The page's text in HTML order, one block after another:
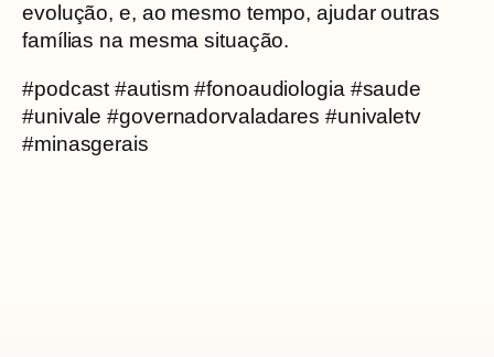
evolução, e, ao mesmo tempo, ajudar outras
famílias na mesma situação.
#podcast #autism #fonoaudiologia #saude
#univale #governadorvaladares #univaletv
#minasgerais